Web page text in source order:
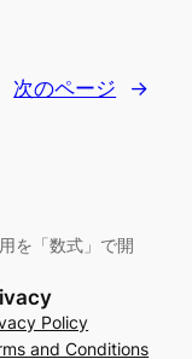
次のページ →
を「数式」で開
Policy
and Conditions